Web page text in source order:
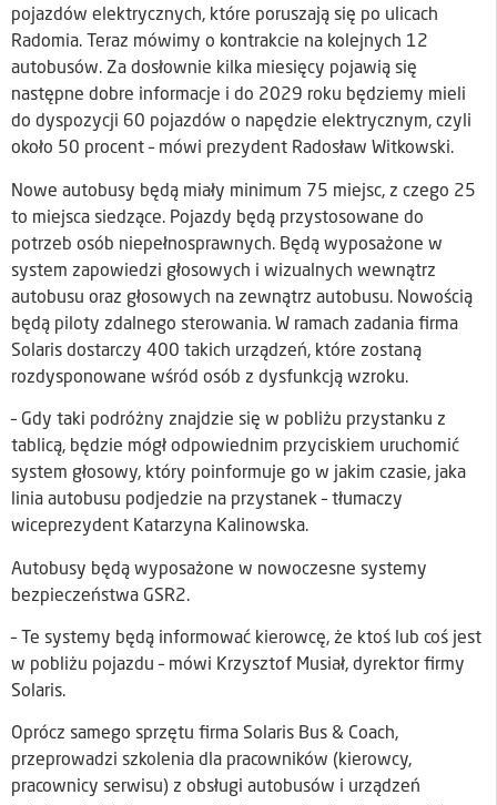
pojazdów elektrycznych, które poruszają się po ulicach
Radomia. Teraz mówimy o kontrakcie na kolejnych 12
autobusów. Za dosłownie kilka miesięcy pojawią się
następne dobre informacje i do 2029 roku będziemy mieli
do dyspozycji 60 pojazdów o napędzie elektrycznym, czyli
około 50 procent – mówi prezydent Radosław Witkowski.
Nowe autobusy będą miały minimum 75 miejsc, z czego 25
to miejsca siedzące. Pojazdy będą przystosowane do
potrzeb osób niepełnosprawnych. Będą wyposażone w
system zapowiedzi głosowych i wizualnych wewnątrz
autobusu oraz głosowych na zewnątrz autobusu. Nowością
będą piloty zdalnego sterowania. W ramach zadania firma
Solaris dostarczy 400 takich urządzeń, które zostaną
rozdysponowane wśród osób z dysfunkcją wzroku.
– Gdy taki podróżny znajdzie się w pobliżu przystanku z
tablicą, będzie mógł odpowiednim przyciskiem uruchomić
system głosowy, który poinformuje go w jakim czasie, jaka
linia autobusu podjedzie na przystanek – tłumaczy
wiceprezydent Katarzyna Kalinowska.
Autobusy będą wyposażone w nowoczesne systemy
bezpieczeństwa GSR2.
– Te systemy będą informować kierowcę, że ktoś lub coś jest
w pobliżu pojazdu – mówi Krzysztof Musiał, dyrektor firmy
Solaris.
Oprócz samego sprzętu firma Solaris Bus & Coach,
przeprowadzi szkolenia dla pracowników (kierowcy,
pracownicy serwisu) z obsługi autobusów i urządzeń